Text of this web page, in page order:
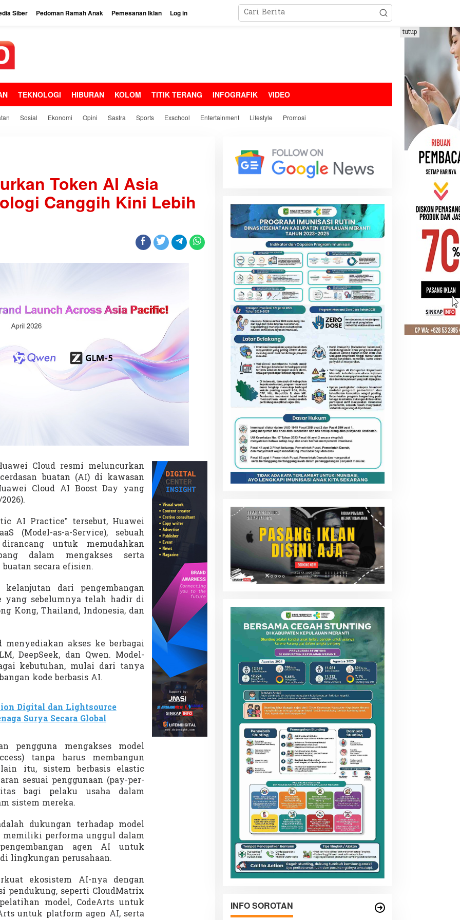
Siber Pedoman Ramah Anak Pemesanan Iklan Log in
TEKNOLOGI HIBURAN KOLOM TITIK TERANG INFOGRAFIK VIDEO
Sosial Ekonomi Opini Sastra Sports Exschool Entertainment Lifestyle Promosi
tutup
Token AI Asia
Canggih Kini Lebih
Cloud resmi meluncurkan
buatan (AI) di kawasan
Cloud AI Boost Day yang
AI Practice” tersebut, Huawei
(Model-as-a-Service), sebuah
untuk memudahkan
dalam mengakses serta
secara efisien.
dari pengembangan
yang sebelumnya telah hadir di
Kong, Thailand, Indonesia, dan
menyediakan akses ke berbagai
DeepSeek, dan Qwen. Model-
kebutuhan, mulai dari tanya
kode berbasis AI.
Digital dan Lightsource
Surya Secara Global
pengguna mengakses model
tanpa harus membangun
itu, sistem berbasis elastic
sesuai penggunaan (pay-per-
bagi pelaku usaha dalam
sistem mereka.
dukungan terhadap model
memiliki performa unggul dalam
agen AI untuk
lingkungan perusahaan.
ekosistem AI-nya dengan
pendukung, seperti CloudMatrix
model, CodeArts untuk
untuk platform agen AI, serta
INFO SOROTAN